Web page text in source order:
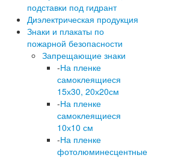
подставки под гидрант
Диэлектрическая продукция
Знаки и плакаты по
пожарной безопасности
Запрещающие знаки
-На пленке
самоклеящиеся
15х30, 20х20см
-На пленке
самоклеящиеся
10х10 см
-На пленке
фотолюминесцентные